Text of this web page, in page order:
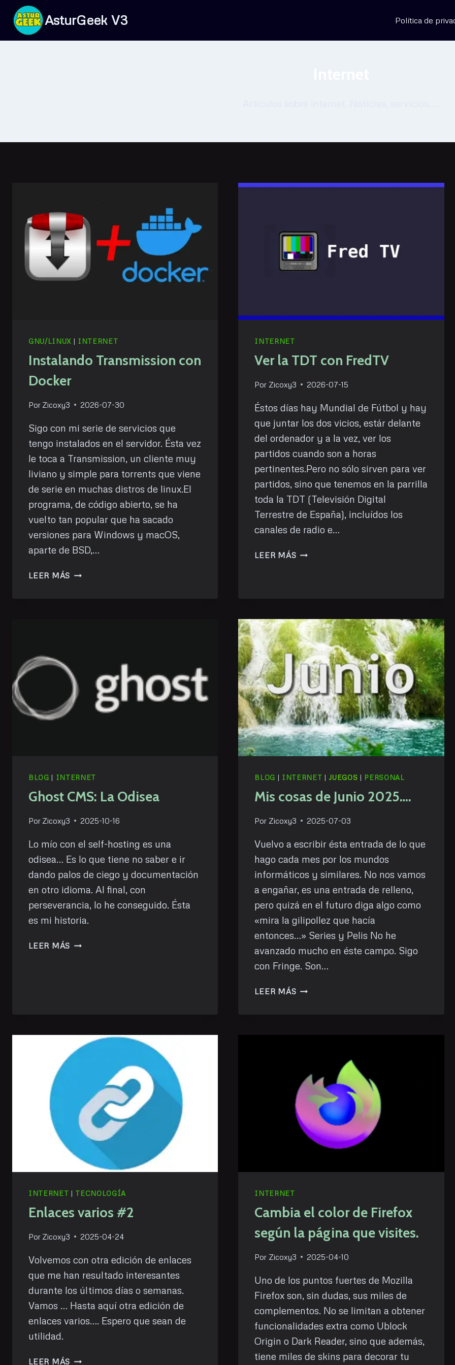
Saltar
contenido
AsturGeek V3 Política de
GNU/LINUX | INTERNET
Instalando Transmission con
Docker
Por Zicoxy3 2026-07-30
Sigo con mi serie de servicios que
tengo instalados en el servidor. Ésta vez
le toca a Transmission, un cliente muy
liviano y simple para torrents que viene
de serie en muchas distros de linux.El
programa, de código abierto, se ha
vuelto tan popular que ha sacado
versiones para Windows y macOS,
aparte de BSD,…
LEER MÁS INSTALANDO
INTERNET
Ver la TDT con FredTV
Por Zicoxy3 2026-07-15
Éstos días hay Mundial de Fútbol y hay
que juntar los dos vicios, estár delante
del ordenador y a la vez, ver los
partidos cuando son a horas
pertinentes.Pero no sólo sirven para ver
partidos, sino que tenemos en la parrilla
toda la TDT (Televisión Digital
Terrestre de España), incluídos los
canales de radio e…
LEER MÁSVER
BLOG | INTERNET
Ghost CMS: La Odisea
Por Zicoxy3 2025-10-16
Lo mío con el self-hosting es una
odisea… Es lo que tiene no saber e ir
dando palos de ciego y documentación
en otro idioma. Al final, con
perseverancia, lo he conseguido. Ésta
es mi historia.
LEER MÁS GHOST
BLOG | INTERNET | JUEGOS | PERSONAL
Mis cosas de Junio 2025….
Por Zicoxy3 2025-07-03
Vuelvo a escribir ésta entrada de lo que
hago cada mes por los mundos
informáticos y similares. No nos vamos
a engañar, es una entrada de relleno,
pero quizá en el futuro diga algo como
«mira la gilipollez que hacía
entonces…» Series y Pelis No he
avanzado mucho en éste campo. Sigo
con Fringe. Son…
LEER MÁSMIS
INTERNET | TECNOLOGÍA
Enlaces varios #2
Por Zicoxy3 2025-04-24
Volvemos con otra edición de enlaces
que me han resultado interesantes
durante los últimos días o semanas.
Vamos … Hasta aquí otra edición de
enlaces varios…. Espero que sean de
utilidad.
LEER MÁS ENLACES
INTERNET
Cambia el color de Firefox
según la página que visites.
Por Zicoxy3 2025-04-10
Uno de los puntos fuertes de Mozilla
Firefox son, sin dudas, sus miles de
complementos. No se limitan a obtener
funcionalidades extra como Ublock
Origin o Dark Reader, sino que además,
tiene miles de skins para decorar tu